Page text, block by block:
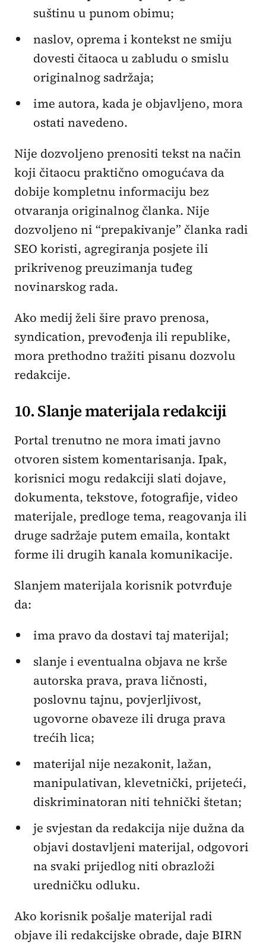
suštinu u punom obimu;
naslov, oprema i kontekst ne smiju
dovesti čitaoca u zabludu o smislu
originalnog sadržaja;
ime autora, kada je objavljeno, mora
ostati navedeno.
Nije dozvoljeno prenositi tekst na način
koji čitaocu praktično omogućava da
dobije kompletnu informaciju bez
otvaranja originalnog članka. Nije
dozvoljeno ni “prepakivanje” članka radi
SEO koristi, agregiranja posjete ili
prikrivenog preuzimanja tuđeg
novinarskog rada.
Ako medij želi šire pravo prenosa,
syndication, prevođenja ili republike,
mora prethodno tražiti pisanu dozvolu
redakcije.
10. Slanje materijala redakciji
Portal trenutno ne mora imati javno
otvoren sistem komentarisanja. Ipak,
korisnici mogu redakciji slati dojave,
dokumenta, tekstove, fotografije, video
materijale, predloge tema, reagovanja ili
druge sadržaje putem emaila, kontakt
forme ili drugih kanala komunikacije.
Slanjem materijala korisnik potvrđuje
da:
ima pravo da dostavi taj materijal;
slanje i eventualna objava ne krše
autorska prava, prava ličnosti,
poslovnu tajnu, povjerljivost,
ugovorne obaveze ili druga prava
trećih lica;
materijal nije nezakonit, lažan,
manipulativan, klevetnički, prijeteći,
diskriminatoran niti tehnički štetan;
je svjestan da redakcija nije dužna da
objavi dostavljeni materijal, odgovori
na svaki prijedlog niti obrazloži
uredničku odluku.
Ako korisnik pošalje materijal radi
objave ili redakcijske obrade, daje BIRN